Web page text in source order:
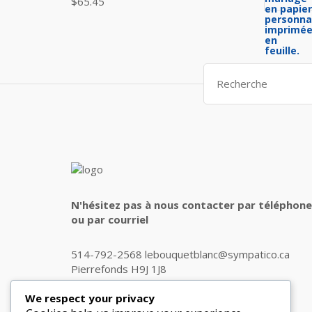
Search
for:
N'hésitez pas à nous contacter par
ou par courriel
514-792-2568 lebouquetblanc@sympatico.ca
Pierrefonds H9J 1J8
We respect your privacy